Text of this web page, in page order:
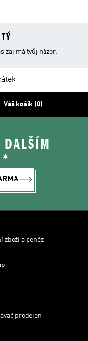
zajímá tvůj názor.
Váš košík (0)
DALŠÍM
zboží a peněz
prodejen